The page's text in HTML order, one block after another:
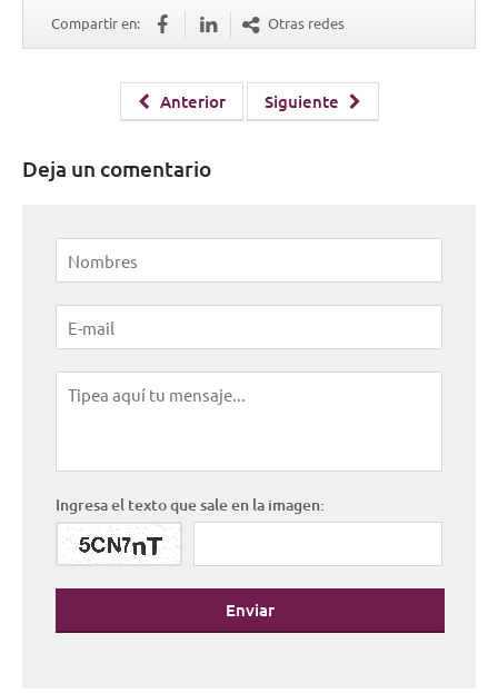
Compartir en: Otras redes
Anterior Siguiente
Deja un comentario
Ingresa el texto que sale en la imagen:
Enviar